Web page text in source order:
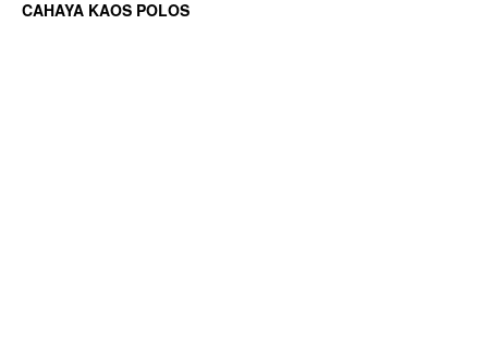
CAHAYA KAOS POLOS